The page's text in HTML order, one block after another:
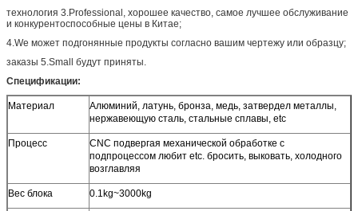
технология 3.Professional, хорошее качество, самое лучшее обслуживание
и конкурентоспособные цены в Китае;
4.We может подгонянные продукты согласно вашим чертежу или образцу;
заказы 5.Small будут приняты.
Спецификации:
Материал
Алюминий, латунь, бронза, медь, затвердел металлы,
нержавеющую сталь, стальные сплавы, etc
Процесс
CNC подвергая механической обработке с
подпроцессом любит etc. бросить, выковать, холодного
возглавляя
Вес блока 0.1kg~3000kg